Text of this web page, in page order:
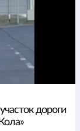
дороги